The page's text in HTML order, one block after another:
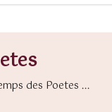
des Poetes ...